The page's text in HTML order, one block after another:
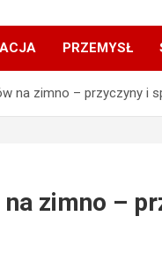
PRZEMYSŁ
na zimno – przyczyny i
zimno –